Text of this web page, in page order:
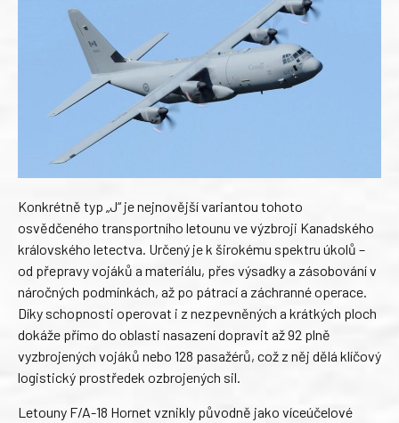
Konkrétně typ „J“ je nejnovější variantou tohoto
osvědčeného transportního letounu ve výzbroji Kanadského
královského letectva. Určený je k širokému spektru úkolů –
od přepravy vojáků a materiálu, přes výsadky a zásobování v
náročných podmínkách, až po pátrací a záchranné operace.
Díky schopnosti operovat i z nezpevněných a krátkých ploch
dokáže přímo do oblasti nasazení dopravit až 92 plně
vyzbrojených vojáků nebo 128 pasažérů, což z něj dělá klíčový
logistický prostředek ozbrojených sil.
Letouny F/A-18 Hornet vznikly původně jako víceúčelové